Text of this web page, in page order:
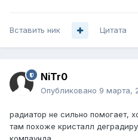
Вставить ник Цитата
NiTr0
Опубликовано 9 марта,
радиатор не сильно помогает,
там похоже кристалл